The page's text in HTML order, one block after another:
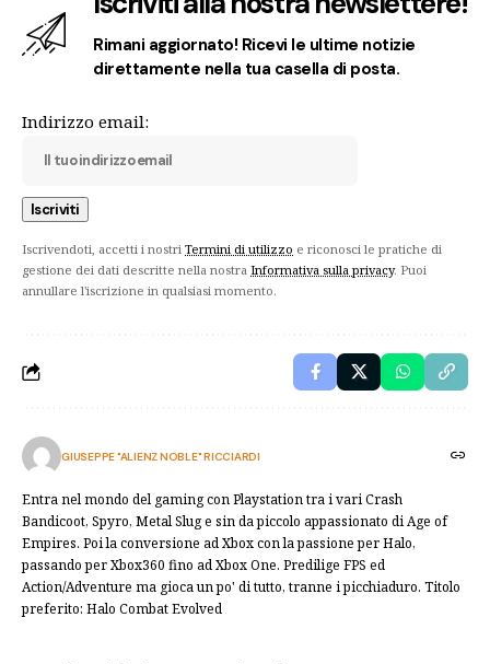
Rimani aggiornato! Ricevi le ultime notizie
direttamente nella tua casella di posta.
Indirizzo email:
Iscrivendoti, accetti i nostri Termini di utilizzo e riconosci le pratiche di
gestione dei dati descritte nella nostra Informativa sulla privacy. Puoi
annullare l'iscrizione in qualsiasi momento.
GIUSEPPE "ALIENZ NOBLE" RICCIARDI
Entra nel mondo del gaming con Playstation tra i vari Crash
Bandicoot, Spyro, Metal Slug e sin da piccolo appassionato di Age of
Empires. Poi la conversione ad Xbox con la passione per Halo,
passando per Xbox360 fino ad Xbox One. Predilige FPS ed
Action/Adventure ma gioca un po' di tutto, tranne i picchiaduro. Titolo
preferito: Halo Combat Evolved